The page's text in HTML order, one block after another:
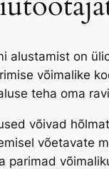
alustamist on
võimalike
teha oma
võivad
võetavate
parimad